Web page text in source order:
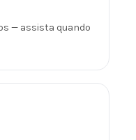
— assista quando